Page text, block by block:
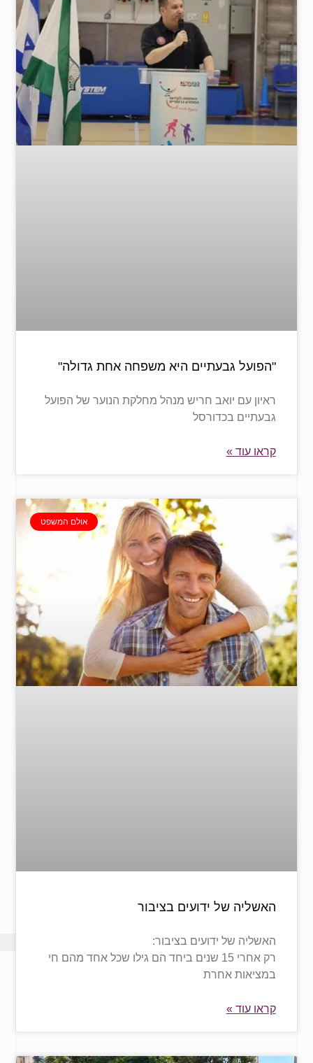
"הפועל גבעתיים היא משפחה אחת גדולה"
ראיון עם יואב חריש מנהל מחלקת הנוער של הפועל
גבעתיים בכדורסל
קראו עוד »
אולם המשפט
האשליה של ידועים בציבור
האשליה של ידועים בציבור:
רק אחרי 15 שנים ביחד הם גילו שכל אחד מהם חי
במציאות אחרת
קראו עוד »